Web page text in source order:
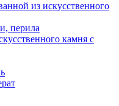
из искусственного
перила
камня с